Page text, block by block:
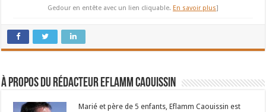
Gedour en entête avec un lien cliquable. En savoir plus]
À propos du rédacteur Eflamm Caouissin
Marié et père de 5 enfants, Eflamm Caouissin est